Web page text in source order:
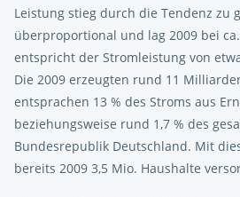
Leistung stieg durch die Tendenz zu
überproportional und lag 2009 bei
entspricht der Stromleistung von
Die 2009 erzeugten rund 11
entsprachen 13 % des Stroms aus
beziehungsweise rund 1,7 % des
Bundesrepublik Deutschland. Mit
bereits 2009 3,5 Mio. Haushalte